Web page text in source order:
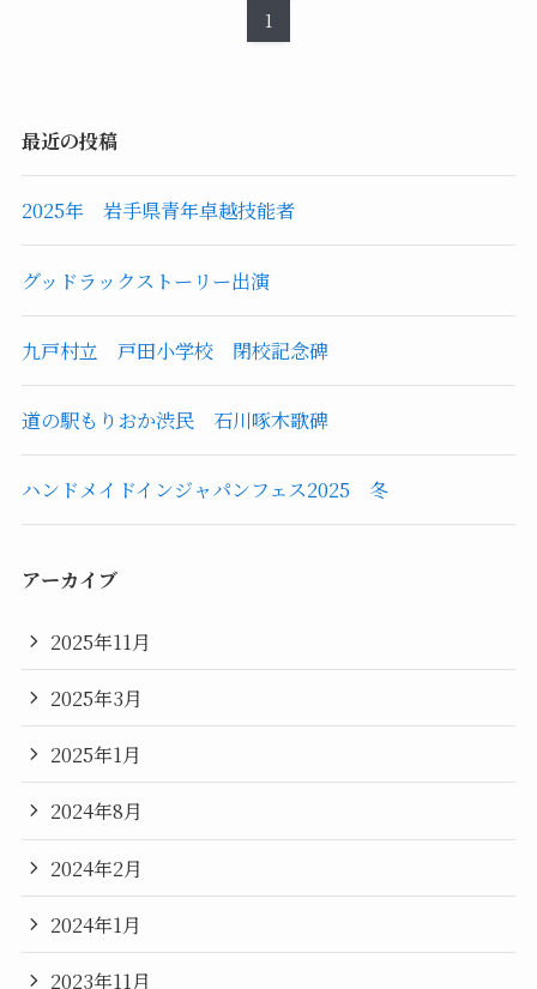
1
最近の投稿
2025年 岩手県青年卓越技能者
グッドラックストーリー出演
九戸村立 戸田小学校 閉校記念碑
道の駅もりおか渋民 石川啄木歌碑
ハンドメイドインジャパンフェス2025 冬
アーカイブ
2025年11月
2025年3月
2025年1月
2024年8月
2024年2月
2024年1月
2023年11月